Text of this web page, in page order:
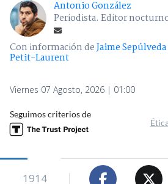
Antonio González
Periodista. Editor
Con información deJaime Sepúlveda
Petit-Laurent
Viernes 07 Agosto, 2026 | 01:00
Seguimos criterios de
1914